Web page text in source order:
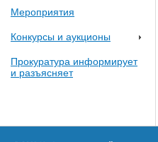
Мероприятия
Конкурсы и аукционы
Прокуратура информирует
и разъясняет